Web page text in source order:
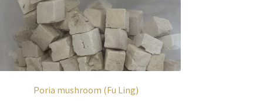
Poria mushroom (Fu Ling)